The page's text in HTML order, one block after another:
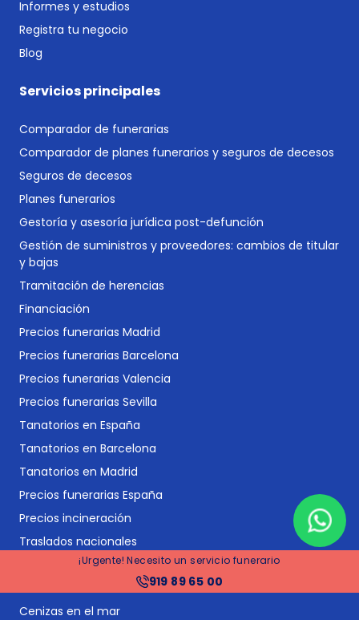
¡Urgente! Necesito un servicio funerario
919 89 65 00
Informes y estudios
Registra tu negocio
Blog
Servicios principales
Comparador de funerarias
Comparador de planes funerarios y seguros de decesos
Seguros de decesos
Planes funerarios
Gestoría y asesoría jurídica post-defunción
Gestión de suministros y proveedores: cambios de titular
y bajas
Tramitación de herencias
Financiación
Precios funerarias Madrid
Precios funerarias Barcelona
Precios funerarias Valencia
Precios funerarias Sevilla
Tanatorios en España
Tanatorios en Barcelona
Tanatorios en Madrid
Precios funerarias España
Precios incineración
Traslados nacionales
Repatriaciones internacionales
Vídeos conmemorativos
Cenizas en el mar